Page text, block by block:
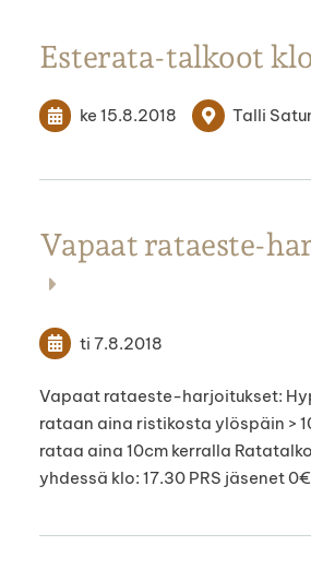
Esterata-talkoot
ke 15.8.2018 Talli
Vapaat rataeste-
ti 7.8.2018
Vapaat rataeste-harjoitukset:
rataan aina ristikosta ylöspäin >
rataa aina 10cm kerralla
yhdessä klo: 17.30 PRS jäsenet